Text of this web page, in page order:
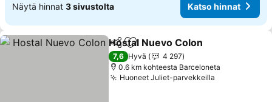
Näytä hinnat 3 sivustolta Katso hinnat
Jaa Lisää suosikkeihin
Hostal Nuevo Colon
7,6 Hyvä
4 297
0.6 km kohteesta Barceloneta
Huoneet Juliet-parvekkeilla